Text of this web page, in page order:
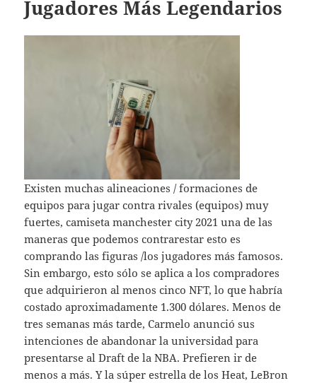
Jugadores Más Legendarios
Existen muchas alineaciones / formaciones de
equipos para jugar contra rivales (equipos) muy
fuertes, camiseta manchester city 2021 una de las
maneras que podemos contrarestar esto es
comprando las figuras /los jugadores más famosos.
Sin embargo, esto sólo se aplica a los compradores
que adquirieron al menos cinco NFT, lo que habría
costado aproximadamente 1.300 dólares. Menos de
tres semanas más tarde, Carmelo anunció sus
intenciones de abandonar la universidad para
presentarse al Draft de la NBA. Prefieren ir de
menos a más. Y la súper estrella de los Heat, LeBron